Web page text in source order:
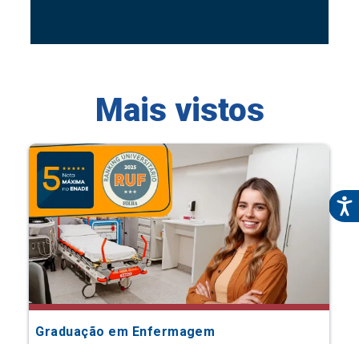
Mais vistos
Graduação em Enfermagem